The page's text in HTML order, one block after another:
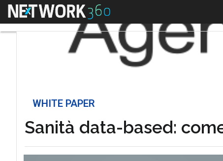
Menu
WHITE PAPER
Sanità data-based: